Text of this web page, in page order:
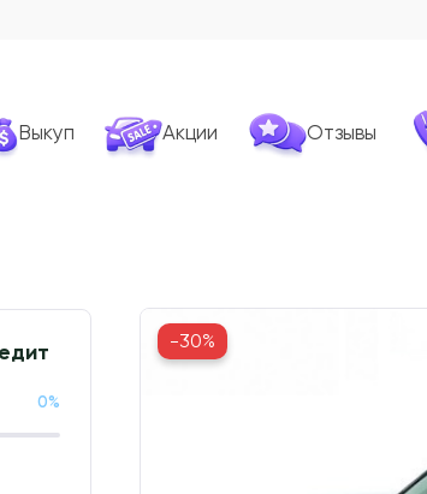
Выкуп Акции Отзывы
0%
-30%